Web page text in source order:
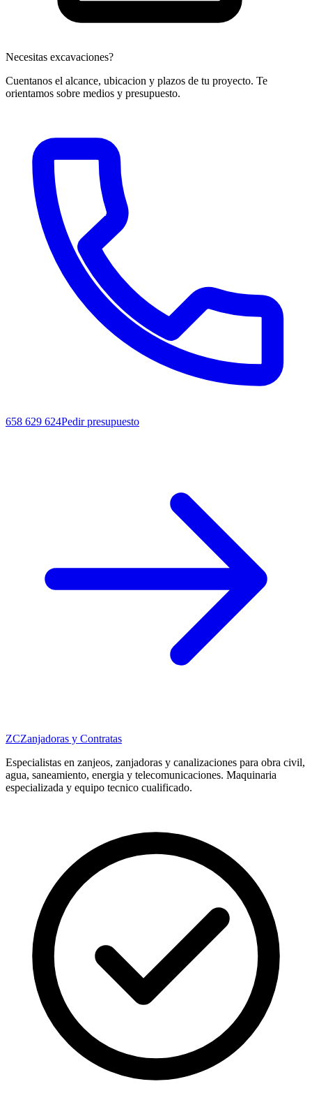
Necesitas excavaciones?
Cuentanos el alcance, ubicacion y plazos de tu proyecto. Te
orientamos sobre medios y presupuesto.
658 629 624Pedir presupuesto
ZCZanjadoras y Contratas
Especialistas en zanjeos, zanjadoras y canalizaciones para obra civil,
agua, saneamiento, energia y telecomunicaciones. Maquinaria
especializada y equipo tecnico cualificado.